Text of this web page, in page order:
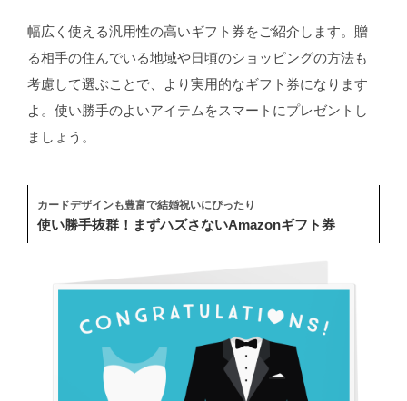
幅広く使える汎用性の高いギフト券をご紹介します。贈
る相手の住んでいる地域や日頃のショッピングの方法も
考慮して選ぶことで、より実用的なギフト券になります
よ。使い勝手のよいアイテムをスマートにプレゼントし
ましょう。
カードデザインも豊富で結婚祝いにぴったり
使い勝手抜群！まずハズさないAmazonギフト券